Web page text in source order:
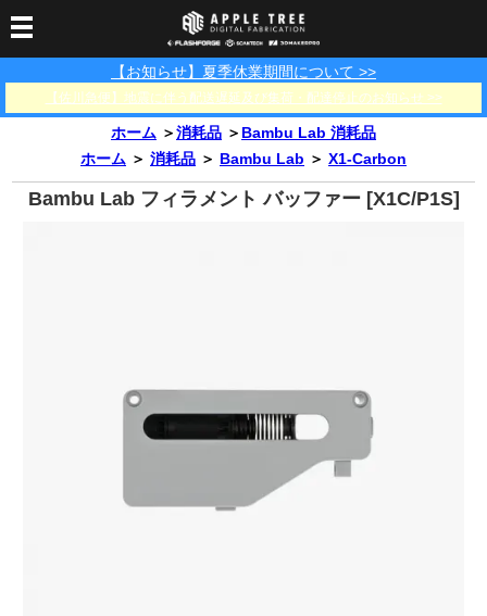
【お知らせ】夏季休業期間について >>
【佐川急便】地震に伴う配送遅延及び集荷・配達停止のお知らせ >>
3Dプリンター
3Dプリンター一覧 FLASHFORGE Bambu Lab
3Dスキャナー
SCANOLOGY 3DeVOK 3Dスキャナー消耗品
3DMakerpro
フィラメント
フィラメント一覧 FLASHFORGE Bambu Lab
光造形用レジン
PP用タックシート
お問い合わせ ダウンロード FAQ
ショールーム
オフィシャルサイト
マイページ
ホーム ＞消耗品 ＞ Bambu Lab 消耗品
ホーム ＞ 消耗品 ＞ Bambu Lab ＞ X1-Carbon
Bambu Lab フィラメント バッファー [X1C/P1S]